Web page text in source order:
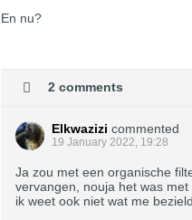
En nu?
2 comments
Elkwazizi commented
19 January 2022, 19:28
Ja zou met een organische
vervangen, nouja het was
ik weet ook niet wat me